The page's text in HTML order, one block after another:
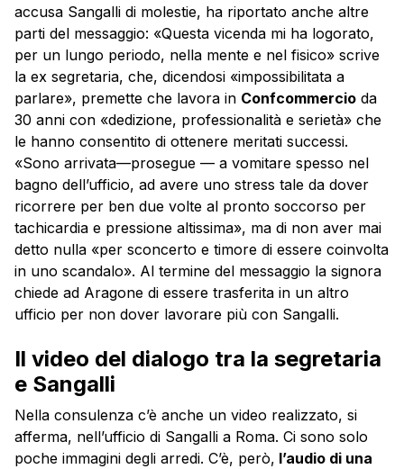
accusa Sangalli di molestie, ha riportato anche altre
parti del messaggio: «Questa vicenda mi ha logorato,
per un lungo periodo, nella mente e nel fisico» scrive
la ex segretaria, che, dicendosi «impossibilitata a
parlare», premette che lavora in Confcommercio da
30 anni con «dedizione, professionalità e serietà» che
le hanno consentito di ottenere meritati successi.
«Sono arrivata—prosegue — a vomitare spesso nel
bagno dell’ufficio, ad avere uno stress tale da dover
ricorrere per ben due volte al pronto soccorso per
tachicardia e pressione altissima», ma di non aver mai
detto nulla «per sconcerto e timore di essere coinvolta
in uno scandalo». Al termine del messaggio la signora
chiede ad Aragone di essere trasferita in un altro
ufficio per non dover lavorare più con Sangalli.
Il video del dialogo tra la segretaria
e Sangalli
Nella consulenza c’è anche un video realizzato, si
afferma, nell’ufficio di Sangalli a Roma. Ci sono solo
poche immagini degli arredi. C’è, però, l’audio di una